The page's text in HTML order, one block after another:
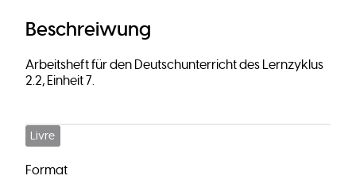
Beschreiwung
Arbeitsheft für den Deutschunterricht des Lernzyklus
2.2, Einheit 7.
Livre
Format